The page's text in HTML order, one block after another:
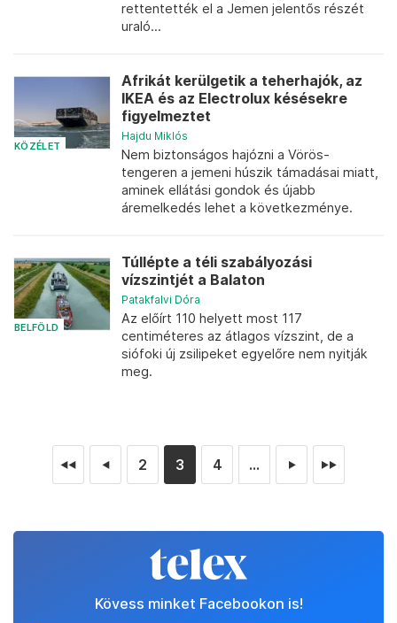
rettentették el a Jemen jelentős részét
uraló...
KÖZÉLET
Afrikát kerülgetik a teherhajók, az
IKEA és az Electrolux késésekre
figyelmeztet
Hajdu Miklós
Nem biztonságos hajózni a Vörös-
tengeren a jemeni húszik támadásai miatt,
aminek ellátási gondok és újabb
áremelkedés lehet a következménye.
BELFÖLD
Túllépte a téli szabályozási
vízszintjét a Balaton
Patakfalvi Dóra
Az előírt 110 helyett most 117
centiméteres az átlagos vízszint, de a
siófoki új zsilipeket egyelőre nem nyitják
meg.
◄◄ ◄ 2 3 4 ... ► ►►
Kövess minket Facebookon is!